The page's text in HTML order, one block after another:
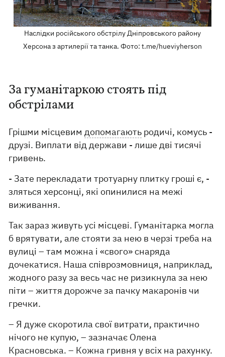
Наслідки російського обстрілу Дніпровського району
Херсона з артилерії та танка. Фото: t.me/hueviyherson
За гуманітаркою стоять під
обстрілами
Грішми місцевимдопомагають родичі, комусь -
друзі. Виплати від держави - лише дві тисячі
гривень.
- Зате перекладати тротуарну плитку гроші є, -
зляться херсонці, які опинилися на межі
виживання.
Так зараз живуть усі місцеві. Гуманітарка могла
б врятувати, але стояти за нею в черзі треба на
вулиці – там можна і «свого» снаряда
дочекатися. Наша співрозмовниця, наприклад,
жодного разу за весь час не ризикнула за нею
піти – життя дорожче за пачку макаронів чи
гречки.
– Я дуже скоротила свої витрати, практично
нічого не купую, – зазначає Олена
Красновська. – Кожна гривня у всіх на рахунку.